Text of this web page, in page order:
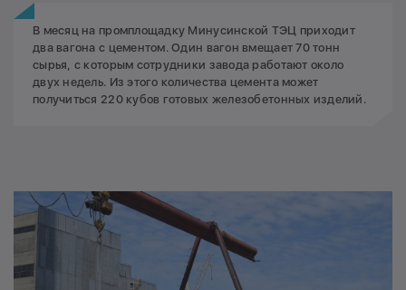
В месяц на промплощадку Минусинской ТЭЦ приходит
два вагона с цементом. Один вагон вмещает 70 тонн
сырья, с которым сотрудники завода работают около
двух недель. Из этого количества цемента может
получиться 220 кубов готовых железобетонных изделий.